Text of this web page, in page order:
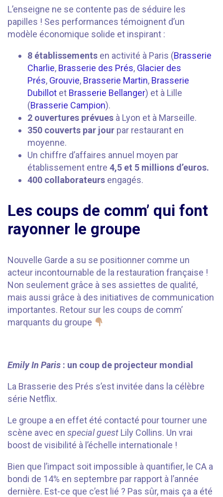
L’enseigne ne se contente pas de séduire les
papilles ! Ses performances témoignent d’un
modèle économique solide et inspirant :
8 établissements en activité à Paris (Brasserie
Charlie, Brasserie des Prés, Glacier des
Prés, Grouvie, Brasserie Martin, Brasserie
Dubillot et Brasserie Bellanger) et à Lille
(Brasserie Campion).
2 ouvertures prévues à Lyon et à Marseille.
350 couverts par jour par restaurant en
moyenne.
Un chiffre d’affaires annuel moyen par
établissement entre 4,5 et 5 millions d’euros.
400 collaborateurs engagés.
Les coups de comm’ qui font
rayonner le groupe
Nouvelle Garde a su se positionner comme un
acteur incontournable de la restauration française !
Non seulement grâce à ses assiettes de qualité,
mais aussi grâce à des initiatives de communication
importantes. Retour sur les coups de comm’
marquants du groupe
Emily In Paris : un coup de projecteur mondial
La Brasserie des Prés s’est invitée dans la célèbre
série Netflix.
Le groupe a en effet été contacté pour tourner une
scène avec en special guest Lily Collins. Un vrai
boost de visibilité à l’échelle internationale !
Bien que l’impact soit impossible à quantifier, le CA a
bondi de 14% en septembre par rapport à l’année
dernière. Est-ce que c’est lié ? Pas sûr, mais ça a été